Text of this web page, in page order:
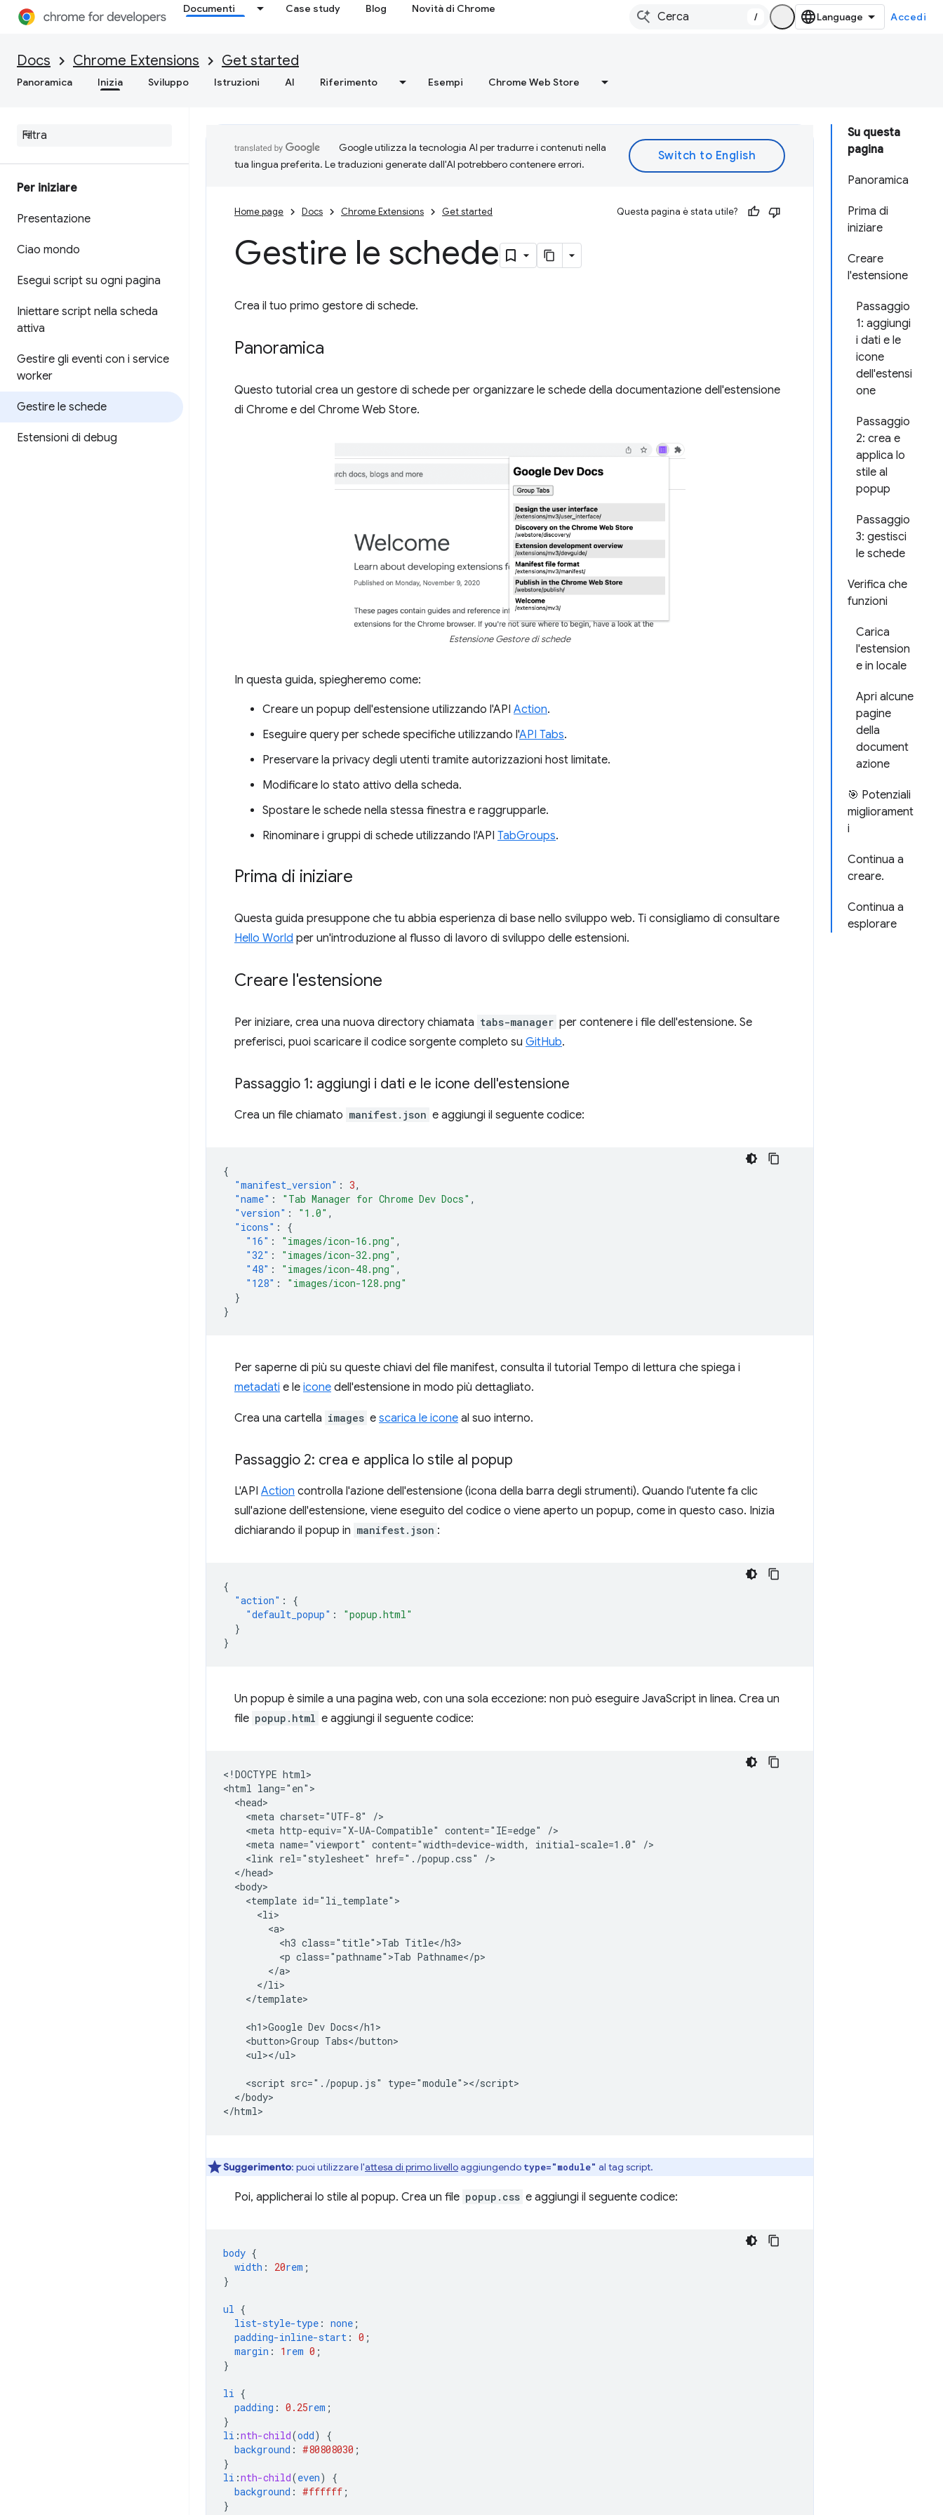
Documenti Case study Blog Novità di Chrome
/ Accedi
Docs Chrome Extensions Get started
Panoramica Inizia Sviluppo Istruzioni AI Riferimento Esempi Chrome Web Store
Per iniziare
Presentazione
Ciao mondo
Esegui script su ogni pagina
Iniettare script nella scheda
attiva
Gestire gli eventi con i service
worker
Gestire le schede
Estensioni di debug
Su questa
pagina
Panoramica
Prima di
iniziare
Creare
l'estensione
Passaggio
1: aggiungi
i dati e le
icone
dell'estensi
one
Passaggio
2: crea e
applica lo
stile al
popup
Passaggio
3: gestisci
le schede
Verifica che
funzioni
Carica
l'estension
e in locale
Apri alcune
pagine
della
document
azione
🎯 Potenziali
migliorament
i
Continua a
creare.
Continua a
esplorare
Google utilizza la tecnologia AI per tradurre i contenuti nella
tua lingua preferita. Le traduzioni generate dall'AI potrebbero contenere errori.
Home page Docs Chrome Extensions Get started Questa pagina è stata utile?
Gestire le schede
Crea il tuo primo gestore di schede.
Panoramica
Questo tutorial crea un gestore di schede per organizzare le schede della documentazione dell'estensione
di Chrome e del Chrome Web Store.
Estensione Gestore di schede
In questa guida, spiegheremo come:
Creare un popup dell'estensione utilizzando l'API Action.
Eseguire query per schede specifiche utilizzando l'API Tabs.
Preservare la privacy degli utenti tramite autorizzazioni host limitate.
Modificare lo stato attivo della scheda.
Spostare le schede nella stessa finestra e raggrupparle.
Rinominare i gruppi di schede utilizzando l'API TabGroups.
Prima di iniziare
Questa guida presuppone che tu abbia esperienza di base nello sviluppo web. Ti consigliamo di consultare
Hello World per un'introduzione al flusso di lavoro di sviluppo delle estensioni.
Creare l'estensione
Per iniziare, crea una nuova directory chiamata tabs-manager per contenere i file dell'estensione. Se
preferisci, puoi scaricare il codice sorgente completo su GitHub.
Passaggio 1: aggiungi i dati e le icone dell'estensione
Crea un file chiamato manifest.json e aggiungi il seguente codice:
{
"manifest_version" : 3,
"name" : "Tab Manager for Chrome Dev Docs" ,
"version" : "1.0" ,
"icons" :
{
"16" : "images/icon-16.png" ,
"32" : "images/icon-32.png" ,
"48" : "images/icon-48.png" ,
"128" :
"images/icon-128.png"
}
}
Per saperne di più su queste chiavi del file manifest, consulta il tutorial Tempo di lettura che spiega i
metadati e le icone dell'estensione in modo più dettagliato.
Crea una cartella images e scarica le icone al suo interno.
Passaggio 2: crea e applica lo stile al popup
L'API Action controlla l'azione dell'estensione (icona della barra degli strumenti). Quando l'utente fa clic
sull'azione dell'estensione, viene eseguito del codice o viene aperto un popup, come in questo caso. Inizia
dichiarando il popup in manifest.json :
{
"action" :
{
"default_popup" :
"popup.html"
}
}
Un popup è simile a una pagina web, con una sola eccezione: non può eseguire JavaScript in linea. Crea un
file popup.html e aggiungi il seguente codice:
<!DOCTYPE html>
<html lang="en">
  <head>
    <meta charset="UTF-8" />
    <meta http-equiv="X-UA-Compatible" content="IE=edge" />
    <meta name="viewport" content="width=device-width, initial-scale=1.0" />
    <link rel="stylesheet" href="./popup.css" />
  </head>
  <body>
    <template id="li_template">
      <li>
        <a>
          <h3 class="title">Tab Title</h3>
          <p class="pathname">Tab Pathname</p>
        </a>
      </li>
    </template>
    <h1>Google Dev Docs</h1>
    <button>Group Tabs</button>
    <ul></ul>
    <script src="./popup.js" type="module"></script>
  </body>
Suggerimento: puoi utilizzare l'attesa di primo livelloaggiungendo type="module" al tag script.
Poi, applicherai lo stile al popup. Crea un file popup.css e aggiungi il seguente codice:
body {
width : 20rem ;
}
ul {
list-style-type : none ;
padding-inline-start : 0 ;
margin : 1 rem 0 ;
}
li {
padding : 0.25rem ;
}
li :nth-child(odd)
{
background : #80808030 ;
}
li :nth-child(even)
{
background : #ffffff ;
}